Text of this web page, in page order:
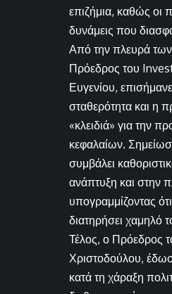
επιζήμια, καθώς οι
δυνάμεις που
Από την πλευρά
Πρόεδρος του
Ευγενίου,
σταθερότητα και η
«κλειδιά» για την
κεφαλαίων.
συμβάλει
ανάπτυξη και στην
υπογραμμίζοντας
διατηρήσει χαμηλό
Τέλος, ο Πρόεδρος
Χριστοδούλου,
κατά τη χάραξη